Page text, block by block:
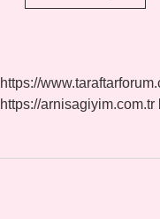
https://
https://arnisagiyim.com.tr